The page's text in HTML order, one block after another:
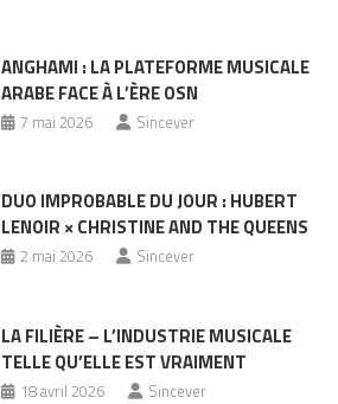
ANGHAMI : LA PLATEFORME MUSICALE
ARABE FACE À L’ÈRE OSN
7 mai 2026 Sincever
DUO IMPROBABLE DU JOUR : HUBERT
LENOIR × CHRISTINE AND THE QUEENS
2 mai 2026 Sincever
LA FILIÈRE – L’INDUSTRIE MUSICALE
TELLE QU’ELLE EST VRAIMENT
18 avril 2026 Sincever